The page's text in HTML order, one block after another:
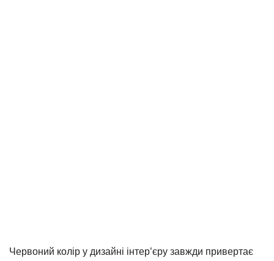
Червоний колір у дизайні інтер’єру завжди привертає